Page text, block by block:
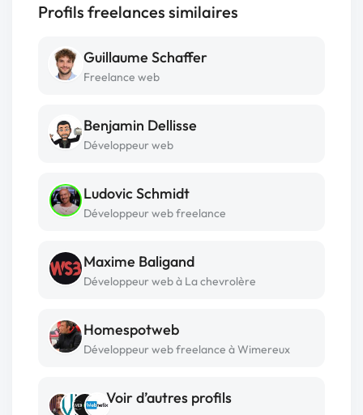
Profils freelances similaires
Guillaume Schaffer
Freelance web
Benjamin Dellisse
Développeur web
Ludovic Schmidt
Développeur web freelance
Maxime Baligand
Développeur web à La chevrolère
Homespotweb
Développeur web freelance à Wimereux
Voir d’autres profils